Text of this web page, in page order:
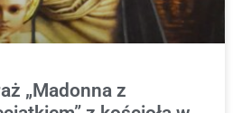
„Madonna z